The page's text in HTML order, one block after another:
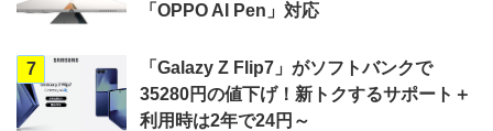
「OPPO AI Pen」対応
7
「Galazy Z Flip7」がソフトバンクで
35280円の値下げ！新トクするサポート＋
利用時は2年で24円～